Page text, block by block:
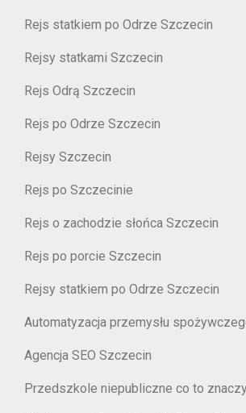
Rejs statkiem po Odrze Szczecin
Rejsy statkami Szczecin
Rejs Odrą Szczecin
Rejs po Odrze Szczecin
Rejsy Szczecin
Rejs po Szczecinie
Rejs o zachodzie słońca Szczecin
Rejs po porcie Szczecin
Rejsy statkiem po Odrze Szczecin
Automatyzacja przemysłu
Agencja SEO Szczecin
Przedszkole niepubliczne co to